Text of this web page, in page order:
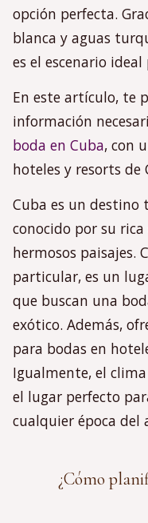
opción perfecta.
blanca y aguas
es el escenario
En este artículo, te
información
boda en Cuba, con
hoteles y resorts de
Cuba es un destino
conocido por su
hermosos paisajes.
particular, es un
que buscan una
exótico. Además,
para bodas en
Igualmente, el
el lugar perfecto
cualquier época del
¿Cómo